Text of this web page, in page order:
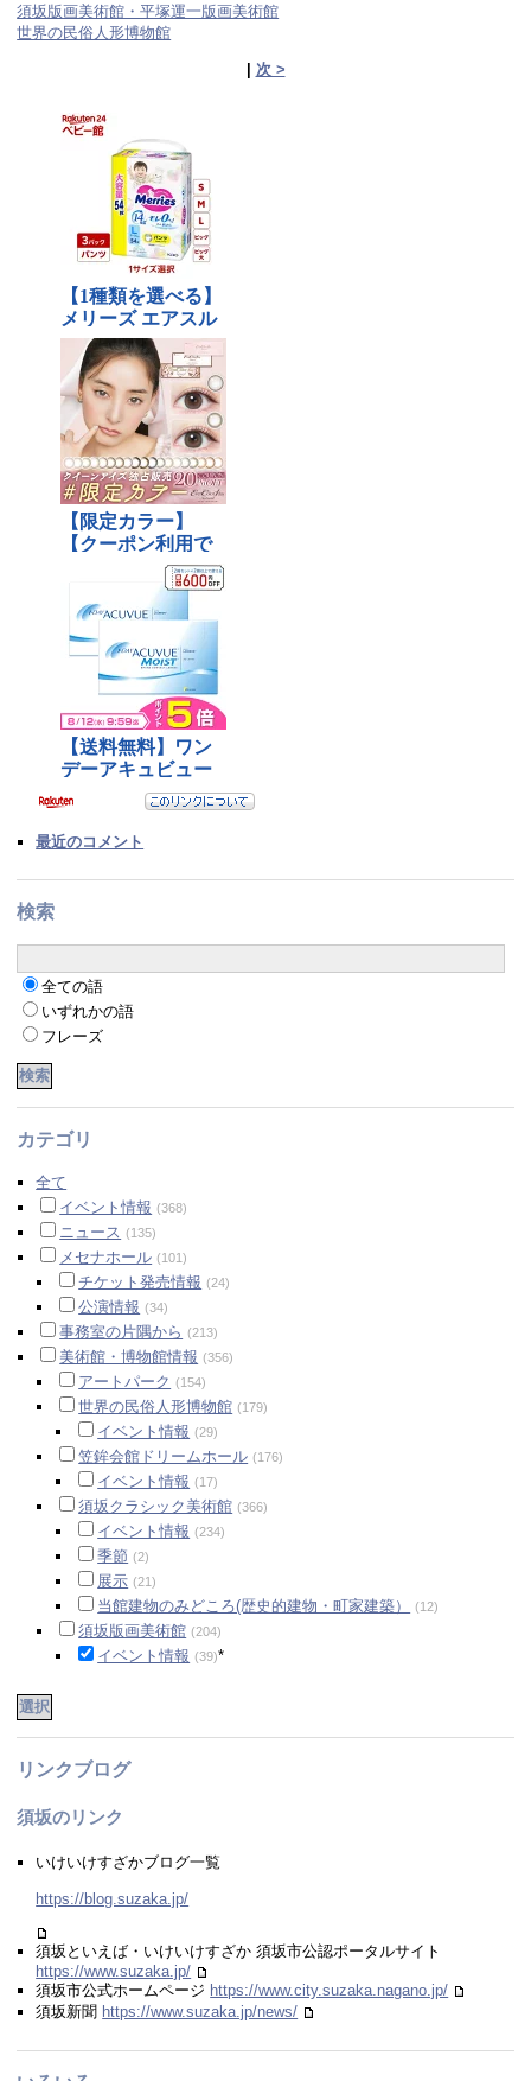
須坂版画美術館・平塚運一版画美術館
世界の民俗人形博物館
次 >
最近のコメント
検索
全ての語
いずれかの語
フレーズ
カテゴリ
全て
イベント情報 (368)
ニュース (135)
メセナホール (101)
チケット発売情報 (24)
公演情報 (34)
事務室の片隅から (213)
美術館・博物館情報 (356)
アートパーク (154)
世界の民俗人形博物館 (179)
イベント情報 (29)
笠鉾会館ドリームホール (176)
イベント情報 (17)
須坂クラシック美術館 (366)
イベント情報 (234)
季節 (2)
展示 (21)
当館建物のみどころ(歴史的建物・町家建築） (12)
須坂版画美術館 (204)
イベント情報 (39)*
リンクブログ
須坂のリンク
いけいけすざかブログ一覧
https://blog.suzaka.jp/
須坂といえば・いけいけすざか 須坂市公認ポータルサイト
https://www.suzaka.jp/
須坂市公式ホームページ https://www.city.suzaka.nagano.jp/
須坂新聞 https://www.suzaka.jp/news/